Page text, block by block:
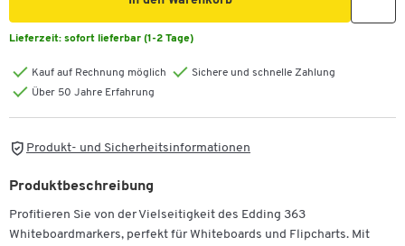
Lieferzeit: sofort lieferbar (1-2 Tage)
Kauf auf Rechnung möglich
Sichere und schnelle Zahlung
Über 50 Jahre Erfahrung
Produkt- und Sicherheitsinformationen
Produktbeschreibung
Profitieren Sie von der Vielseitigkeit des Edding 363
Whiteboardmarkers, perfekt für Whiteboards und Flipcharts. Mit